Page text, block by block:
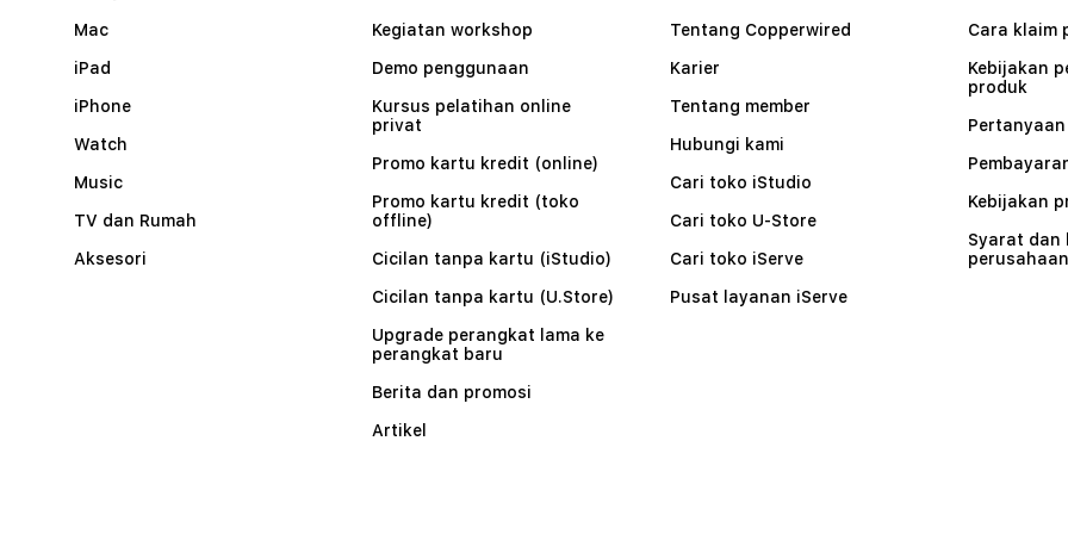
Mac
iPad
iPhone
Watch
Music
TV dan Rumah
Aksesori
Kegiatan workshop
Demo penggunaan
Kursus pelatihan online
privat
Promo kartu kredit (online)
Promo kartu kredit (toko
offline)
Cicilan tanpa kartu (iStudio)
Cicilan tanpa kartu (U.Store)
Upgrade perangkat lama ke
perangkat baru
Berita dan promosi
Artikel
Tentang Copperwired
Karier
Tentang member
Hubungi kami
Cari toko iStudio
Cari toko U-Store
Cari toko iServe
Pusat layanan iServe
Cara klaim
Kebijakan
produk
Pertanyaan
Kebijakan
Syarat dan
perusahaan